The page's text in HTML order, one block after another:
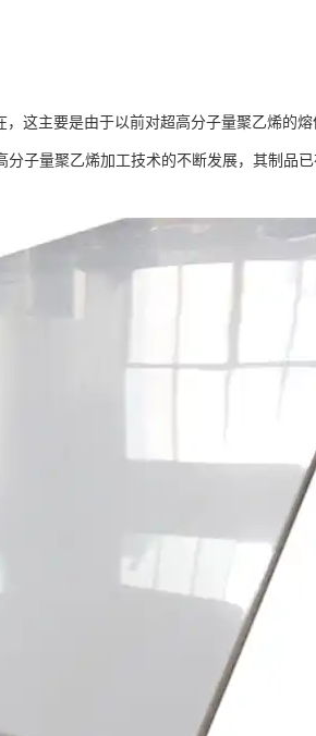
这主要是由于以前对超高分子量聚乙烯的
子量聚乙烯加工技术的不断发展，其制品